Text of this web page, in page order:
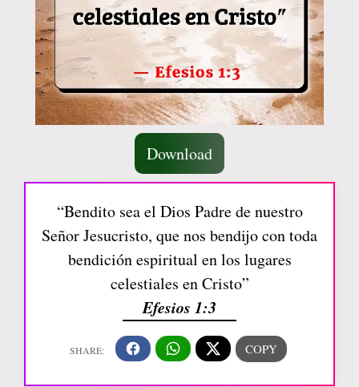
Download
“Bendito sea el Dios Padre de nuestro
Señor Jesucristo, que nos bendijo con toda
bendición espiritual en los lugares
celestiales en Cristo”
Efesios 1:3